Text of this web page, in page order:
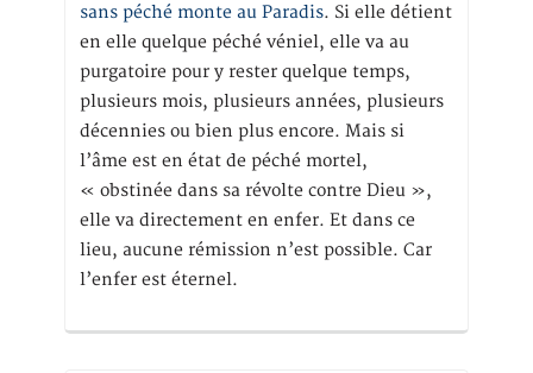
sans péché monte au Paradis. Si elle détient
en elle quelque péché véniel, elle va au
purgatoire pour y rester quelque temps,
plusieurs mois, plusieurs années, plusieurs
décennies ou bien plus encore. Mais si
l’âme est en état de péché mortel,
« obstinée dans sa révolte contre Dieu »,
elle va directement en enfer. Et dans ce
lieu, aucune rémission n’est possible. Car
l’enfer est éternel.